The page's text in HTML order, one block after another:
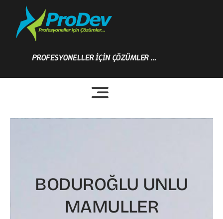
content
PROFESYONELLER İÇİN ÇÖZÜMLER …
BODUROĞLU UNLU
MAMULLER